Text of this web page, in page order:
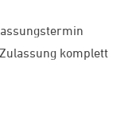
komplett